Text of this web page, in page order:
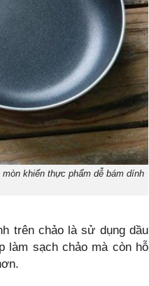
khiến thực phẩm dễ bám dính
trên chảo là sử dụng dầu
làm sạch chảo mà còn hỗ